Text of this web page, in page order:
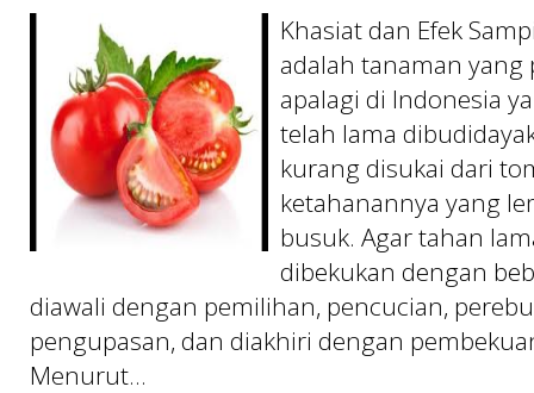
Khasiat dan Efek
adalah tanaman
apalagi di Indonesia
telah lama
kurang disukai dari
ketahanannya yang
busuk. Agar tahan
dibekukan dengan
diawali dengan pemilihan, pencucian,
pengupasan, dan diakhiri dengan
Menurut...